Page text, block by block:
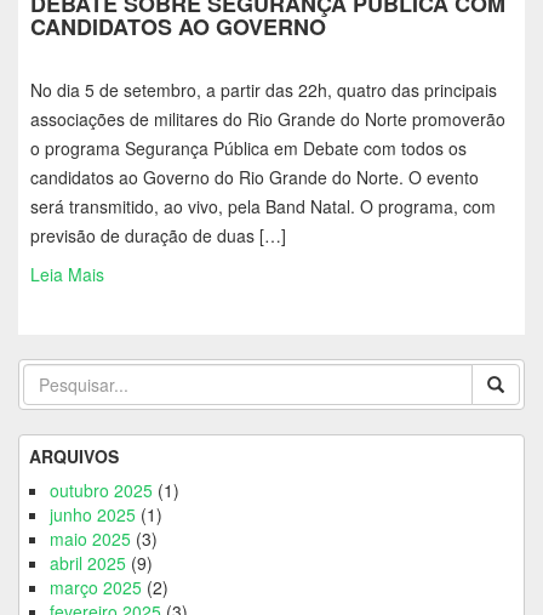
CANDIDATOS AO GOVERNO
No dia 5 de setembro, a partir das 22h, quatro das principais
associações de militares do Rio Grande do Norte promoverão
o programa Segurança Pública em Debate com todos os
candidatos ao Governo do Rio Grande do Norte. O evento
será transmitido, ao vivo, pela Band Natal. O programa, com
previsão de duração de duas […]
Leia Mais
ARQUIVOS
outubro 2025 (1)
junho 2025 (1)
maio 2025 (3)
abril 2025 (9)
março 2025 (2)